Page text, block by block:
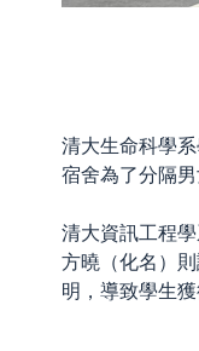
清大生命科學
宿舍為了分隔
清大資訊工程
方曉（化名）
明，導致學生